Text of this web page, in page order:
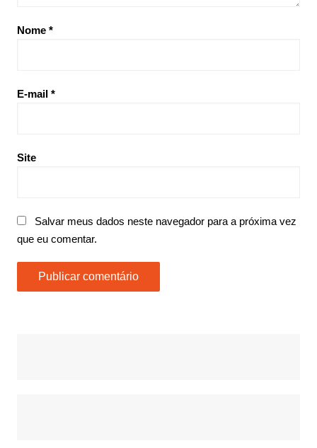
Nome *
E-mail *
Site
Salvar meus dados neste navegador para a próxima vez
que eu comentar.